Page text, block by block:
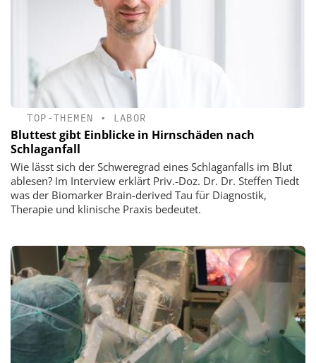
TOP-THEMEN • LABOR
Bluttest gibt Einblicke in Hirnschäden nach
Schlaganfall
Wie lässt sich der Schweregrad eines Schlaganfalls im Blut
ablesen? Im Interview erklärt Priv.-Doz. Dr. Dr. Steffen Tiedt
was der Biomarker Brain-derived Tau für Diagnostik,
Therapie und klinische Praxis bedeutet.